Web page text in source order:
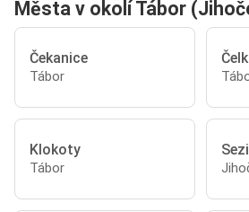
Města v okolí Tábor
Čekanice
Tábor
Klokoty
Tábor